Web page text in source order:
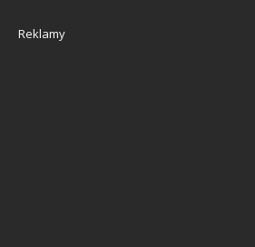
Reklamy